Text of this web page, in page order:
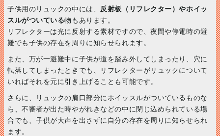
子供用のリュックの中には、
反射板（リフレクター）やホイッ
スルがついている物もあります。
リフレクターは光に反射する素材ですので、夜間や停電時の避
難でも子供の存在を周りに知らせられます。
また、万が一避難中に子供が道を踏み外してしまったり、穴に
転落してしまったときでも、リフレクターがリュックについて
いればそれを元に引き上げることも可能です。
さらに、リュックの肩口部分にホイッスルがついているものな
ら、不審者が出た時やがれきなどの中に閉じ込められている場
合でも、子供が大声を出さずに自分の存在を周りに知らせられ
ます。